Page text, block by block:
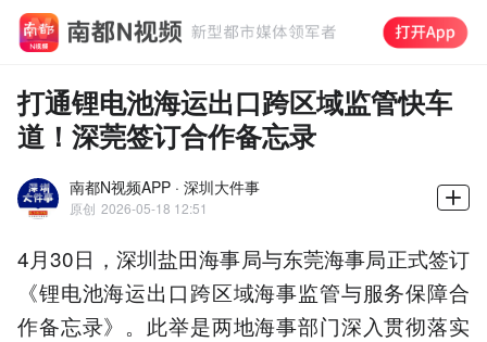
打通锂电池海运出口跨区域监管快车
道！深莞签订合作备忘录
南都N视频APP · 深圳大件事
原创 2026-05-18 12:51
4月30日，深圳盐田海事局与东莞海事局正式签订
《锂电池海运出口跨区域海事监管与服务保障合
作备忘录》。此举是两地海事部门深入贯彻落实